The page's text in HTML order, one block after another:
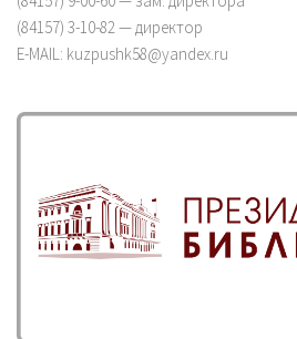
(84157) 3-10-82 — директор
E-MAIL: kuzpushk58@yandex.ru